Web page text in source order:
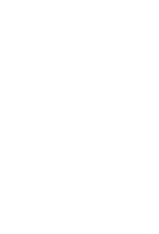
号資産取引に
ツールです。
資産の出所と
化することで
追跡すること